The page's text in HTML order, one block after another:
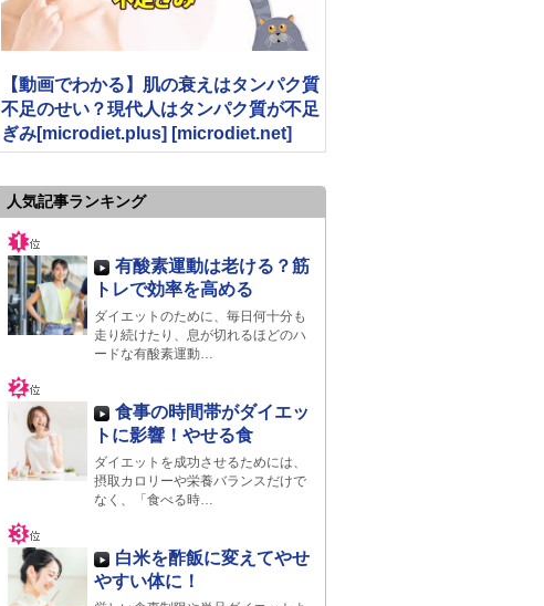
【動画でわかる】肌の衰えはタンパク質
不足のせい？現代人はタンパク質が不足
ぎみ[microdiet.plus] [microdiet.net]
人気記事ランキング
有酸素運動は老ける？筋
トレで効率を高める
ダイエットのために、毎日何十分も
走り続けたり、息が切れるほどのハ
ードな有酸素運動…
食事の時間帯がダイエッ
トに影響！やせる食
ダイエットを成功させるためには、
摂取カロリーや栄養バランスだけで
なく、「食べる時…
白米を酢飯に変えてやせ
やすい体に！